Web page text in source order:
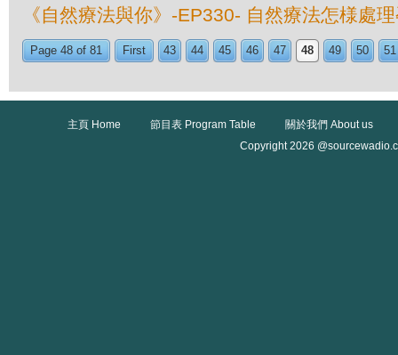
《自然療法與你》-EP330- 自然療法怎様處
Page 48 of 81 First 43 44 45 46 47 48 49 50 51
主頁 Home 節目表 Program Table
關於我們 About us
Copyright 2026